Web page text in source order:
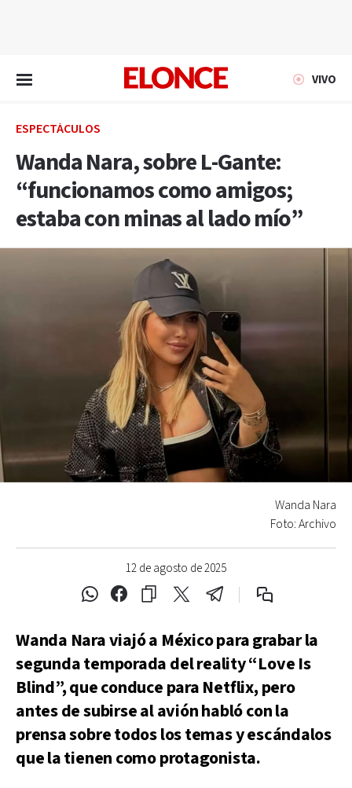
VIVO
ESPECTÁCULOS
Wanda Nara, sobre L-Gante:
“funcionamos como amigos;
estaba con minas al lado mío”
12 de agosto de 2025
Wanda Nara
Foto: Archivo
Wanda Nara viajó a México para grabar la
segunda temporada del reality “Love Is
Blind”, que conduce para Netflix, pero
antes de subirse al avión habló con la
prensa sobre todos los temas y escándalos
que la tienen como protagonista.